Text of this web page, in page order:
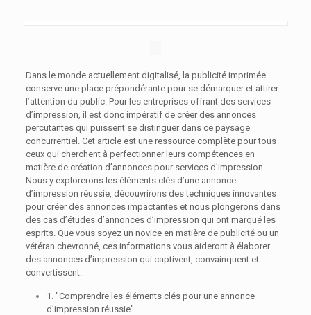
Dans le monde actuellement digitalisé, la publicité imprimée
conserve une place prépondérante pour se démarquer et attirer
l’attention du public. Pour les entreprises offrant des services
d’impression, il est donc impératif de créer des annonces
percutantes qui puissent se distinguer dans ce paysage
concurrentiel. Cet article est une ressource complète pour tous
ceux qui cherchent à perfectionner leurs compétences en
matière de création d’annonces pour services d’impression.
Nous y explorerons les éléments clés d’une annonce
d’impression réussie, découvrirons des techniques innovantes
pour créer des annonces impactantes et nous plongerons dans
des cas d’études d’annonces d’impression qui ont marqué les
esprits. Que vous soyez un novice en matière de publicité ou un
vétéran chevronné, ces informations vous aideront à élaborer
des annonces d’impression qui captivent, convainquent et
convertissent.
1. "Comprendre les éléments clés pour une annonce
d’impression réussie"